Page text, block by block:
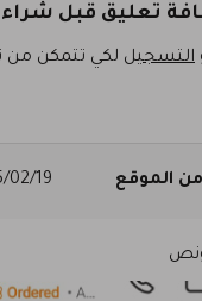
تعليق قبل شراء
التسجيل لكي تتمكن من
الموقع 02/19